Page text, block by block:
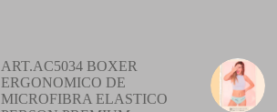
ART.AC5034 BOXER
ERGONOMICO DE
MICROFIBRA ELASTICO